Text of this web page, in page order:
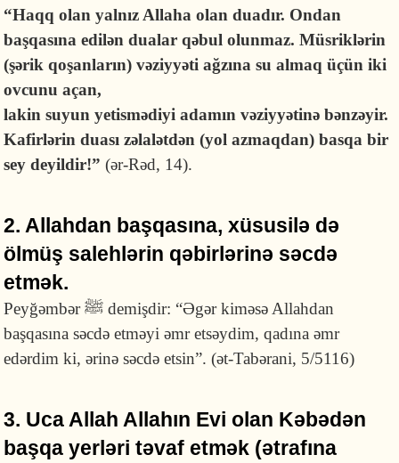
“Haqq olan yalnız Allaha olan duadır. Ondan
başqasına edilən dualar qəbul olunmaz. Müsriklərin
(şərik qoşanların) vəziyyəti ağzına su almaq üçün iki
ovcunu açan,
lakin suyun yetismədiyi adamın vəziyyətinə bənzəyir.
Kafirlərin duası zəlalətdən (yol azmaqdan) basqa bir
sey deyildir!”(ər-Rəd, 14).
2. Allahdan başqasına, xüsusilə də
ölmüş salehlərin qəbirlərinə səcdə
etmək.
Peyğəmbər ﷺ demişdir: “Əgər kiməsə Allahdan
başqasına səcdə etməyi əmr etsəydim, qadına əmr
edərdim ki, ərinə səcdə etsin”. (ət-Tabərani, 5/5116)
3. Uca Allah Allahın Evi olan Kəbədən
başqa yerləri təvaf etmək (ətrafına